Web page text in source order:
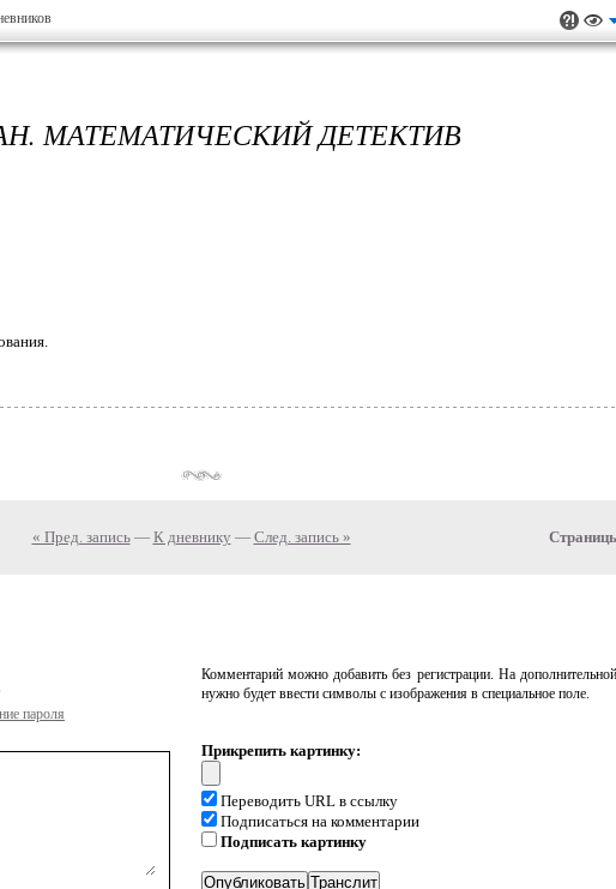
МАТЕМАТИЧЕСКИЙ ДЕТЕКТИВ
« Пред. запись— К дневнику — След. запись »
пароля
Комментарий можно добавить без регистрации. На
нужно будет ввести символы с изображения в специальное поле.
Прикрепить картинку:
Переводить URL в ссылку
Подписаться на комментарии
Подписать картинку